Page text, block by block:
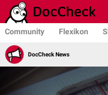
Community Flexikon
DocCheck News